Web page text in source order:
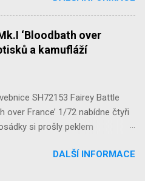
zbraně, v měřítku 1/35,
nábojových schránek.
‘Bloodbath over
a kamufláží
SH72153 Fairey Battle
over France’ 1/72 nabídne čtyři
si prošly peklem
DALŠÍ INFORMACE